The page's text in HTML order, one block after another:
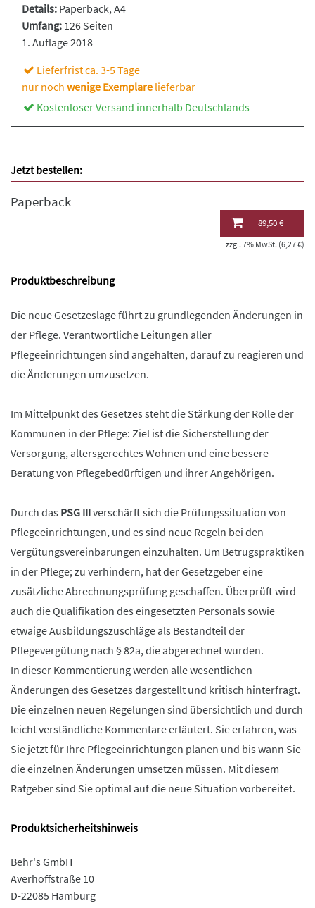
Details: Paperback, A4
Umfang: 126 Seiten
1. Auflage 2018
Lieferfrist ca. 3-5 Tage
nur noch wenige Exemplare lieferbar
Kostenloser Versand innerhalb Deutschlands
Jetzt bestellen:
Paperback
89,50 €
zzgl. 7% MwSt. (6,27 €)
Produktbeschreibung
Die neue Gesetzeslage führt zu grundlegenden Änderungen in
der Pflege. Verantwortliche Leitungen aller
Pflegeeinrichtungen sind angehalten, darauf zu reagieren und
die Änderungen umzusetzen.
Im Mittelpunkt des Gesetzes steht die Stärkung der Rolle der
Kommunen in der Pflege: Ziel ist die Sicherstellung der
Versorgung, altersgerechtes Wohnen und eine bessere
Beratung von Pflegebedürftigen und ihrer Angehörigen.
Durch das PSG IIIverschärft sich die Prüfungssituation von
Pflegeeinrichtungen, und es sind neue Regeln bei den
Vergütungsvereinbarungen einzuhalten. Um Betrugspraktiken
in der Pflege; zu verhindern, hat der Gesetzgeber eine
zusätzliche Abrechnungsprüfung geschaffen. Überprüft wird
auch die Qualifikation des eingesetzten Personals sowie
etwaige Ausbildungszuschläge als Bestandteil der
Pflegevergütung nach § 82a, die abgerechnet wurden.
In dieser Kommentierung werden alle wesentlichen
Änderungen des Gesetzes dargestellt und kritisch hinterfragt.
Die einzelnen neuen Regelungen sind übersichtlich und durch
leicht verständliche Kommentare erläutert. Sie erfahren, was
Sie jetzt für Ihre Pflegeeinrichtungen planen und bis wann Sie
die einzelnen Änderungen umsetzen müssen. Mit diesem
Ratgeber sind Sie optimal auf die neue Situation vorbereitet.
Produktsicherheitshinweis
Behr's GmbH
Averhoffstraße 10
D-22085 Hamburg